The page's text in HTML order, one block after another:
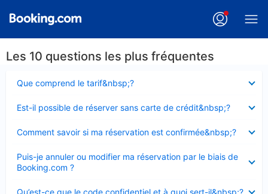
Les 10 questions les plus fréquentes
Que comprend le tarif&nbsp;?
fermé
Est-il possible de réserver sans carte de crédit&nbsp;?
fermé
Comment savoir si ma réservation est confirmée&nbsp;?
fermé
Puis-je annuler ou modifier ma réservation par le biais de
Booking.com ?
fermé
Qu’est-ce que le code confidentiel et à quoi sert-il&nbsp;?